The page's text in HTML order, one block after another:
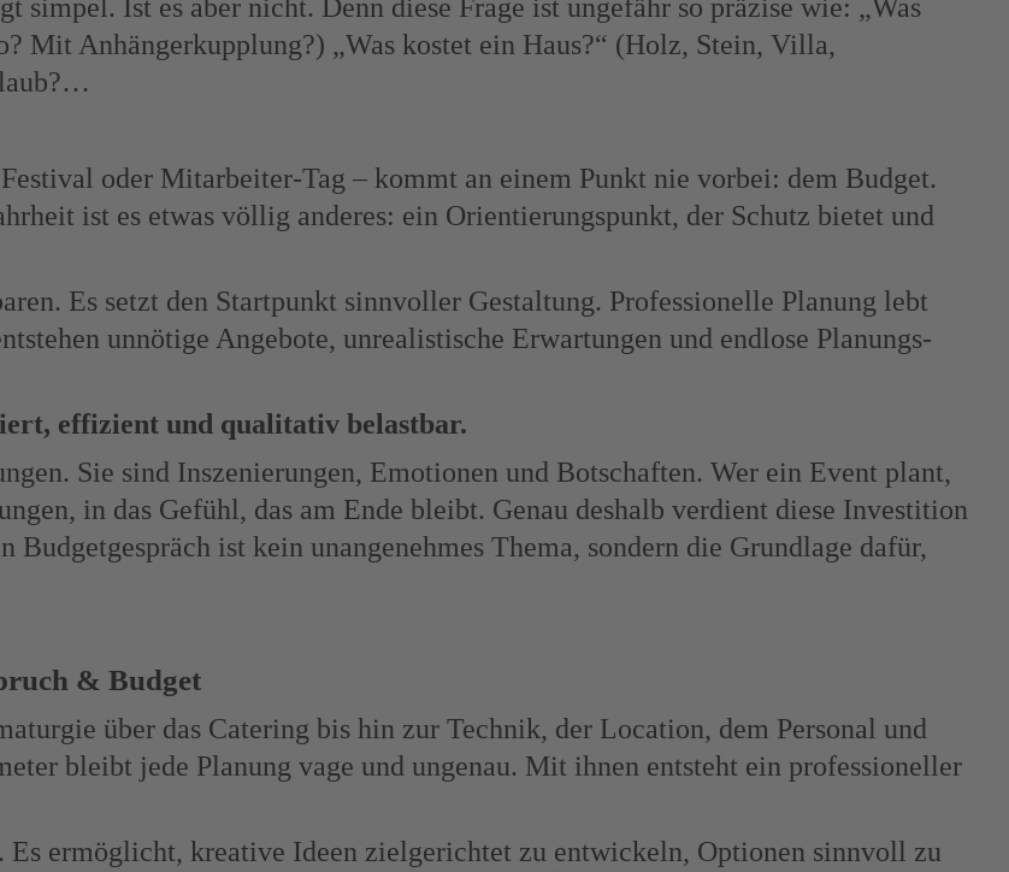
Ist es aber nicht. Denn diese Frage ist ungefähr so präzise wie: „Was
Mit Anhängerkupplung?) „Was kostet ein Haus?“ (Holz, Stein, Villa,
oder Mitarbeiter-Tag – kommt an einem Punkt nie vorbei: dem Budget.
ist es etwas völlig anderes: ein Orientierungspunkt, der Schutz bietet und
Es setzt den Startpunkt sinnvoller Gestaltung. Professionelle Planung lebt
unnötige Angebote, unrealistische Erwartungen und endlose Planungs-
effizient und qualitativ belastbar.
Sie sind Inszenierungen, Emotionen und Botschaften. Wer ein Event plant,
in das Gefühl, das am Ende bleibt. Genau deshalb verdient diese Investition
ist kein unangenehmes Thema, sondern die Grundlage dafür,
& Budget
über das Catering bis hin zur Technik, der Location, dem Personal und
bleibt jede Planung vage und ungenau. Mit ihnen entsteht ein professioneller
ermöglicht, kreative Ideen zielgerichtet zu entwickeln, Optionen sinnvoll zu